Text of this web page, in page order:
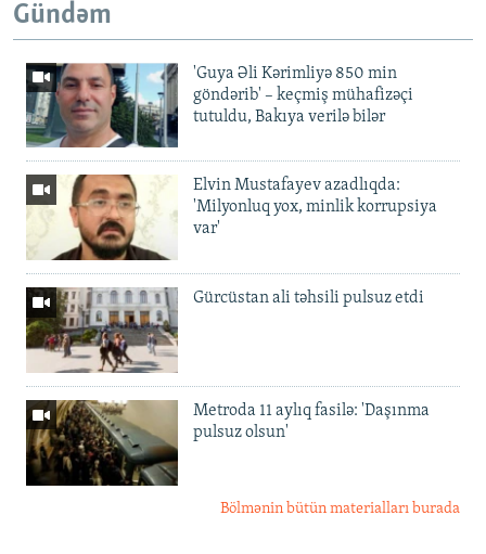
Gündəm
'Guya Əli Kərimliyə 850 min
göndərib' – keçmiş mühafizəçi
tutuldu, Bakıya verilə bilər
Elvin Mustafayev azadlıqda:
'Milyonluq yox, minlik korrupsiya
var'
Gürcüstan ali təhsili pulsuz etdi
Metroda 11 aylıq fasilə: 'Daşınma
pulsuz olsun'
Bölmənin bütün materialları burada